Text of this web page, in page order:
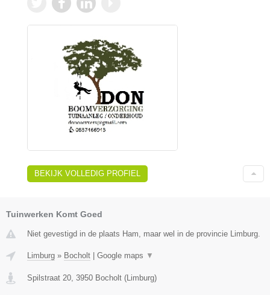
BEKIJK VOLLEDIG PROFIEL
Tuinwerken Komt Goed
Niet gevestigd in de plaats Ham, maar wel in de provincie Limburg.
Limburg » Bocholt Google maps ▼
Spilstraat 20, 3950 Bocholt (Limburg)